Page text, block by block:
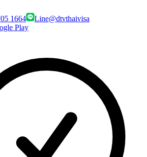
1664 Line@dtvthaivisa